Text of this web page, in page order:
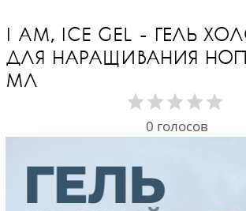
I AM, ICE GEL - ГЕЛЬ
ДЛЯ НАРАЩИВАНИЯ
МЛ
0 голосов